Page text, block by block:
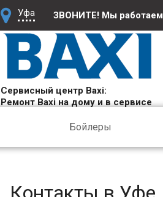
Уфа ЗВОНИТЕ! Мы работаем
Сервисный центр Baxi:
Ремонт Baxi на дому и в сервисе
Бойлеры